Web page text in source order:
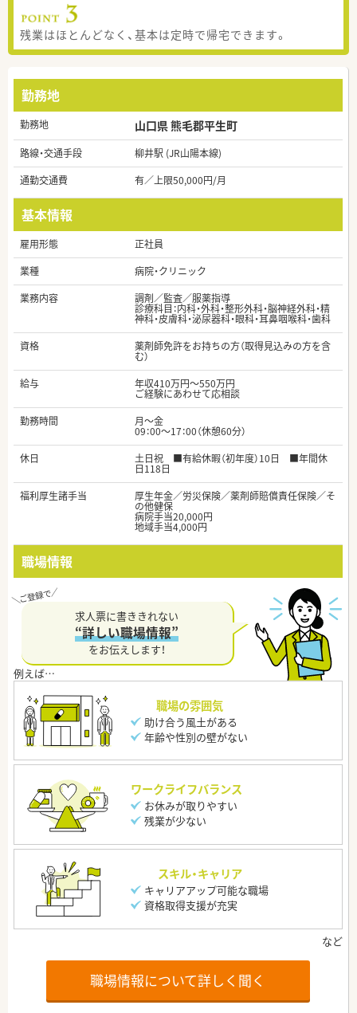
残業はほとんどなく、基本は定時で帰宅できます。
勤務地
勤務地 山口県 熊毛郡平生町
路線・交通手段
柳井駅 (JR山陽本線)
通勤交通費
有／上限50,000円/月
基本情報
雇用形態
正社員
業種
病院・クリニック
業務内容
調剤／監査／服薬指導
診療科目：内科・外科・整形外科・脳神経外科・精
神科・皮膚科・泌尿器科・眼科・耳鼻咽喉科・歯科
資格
薬剤師免許をお持ちの方（取得見込みの方を含
む）
給与
年収410万円～550万円
ご経験にあわせて応相談
勤務時間
月～金
09：00～17：00（休憩60分）
休日
土日祝 ■有給休暇（初年度）10日 ■年間休
日118日
福利厚生諸手当
厚生年金／労災保険／薬剤師賠償責任保険／そ
の他健保
病院手当20,000円
地域手当4,000円
職場情報
求人票に書ききれない
“詳しい職場情報”
をお伝えします！
職場の雰囲気
助け合う風土がある
年齢や性別の壁がない
ワークライフバランス
お休みが取りやすい
残業が少ない
スキル・キャリア
キャリアアップ可能な職場
資格取得支援が充実
職場情報について詳しく聞く